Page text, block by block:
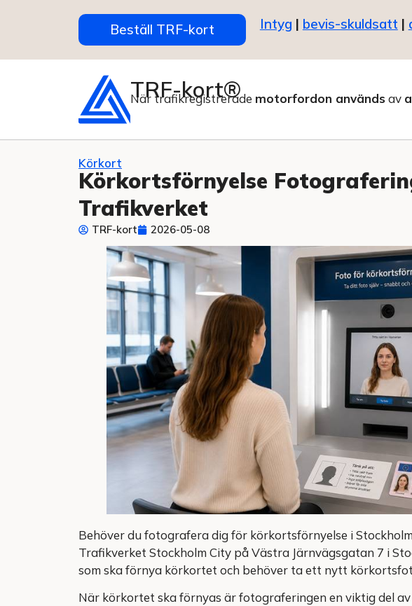
Beställ TRF-kort Intyg | bevis-skuldsatt |
TRF-kort®
När trafikregistrerade motorfordon används av
Körkort
Körkortsförnyelse
Trafikverket
TRF-kort 2026-05-08
Behöver du fotografera dig för körkortsförnyelse i
Trafikverket Stockholm City på Västra Järnvägsgatan 7 i
som ska förnya körkortet och behöver ta ett nytt
När körkortet ska förnyas är fotograferingen en viktig del